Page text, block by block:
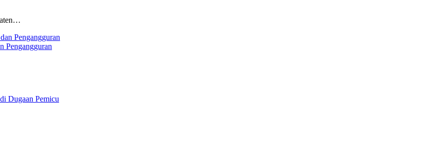
Pengangguran
Dugaan Pemicu